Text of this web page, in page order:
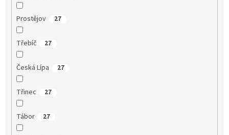
Prostějov 27
Třebíč 27
Česká Lípa 27
Třinec 27
Tábor 27